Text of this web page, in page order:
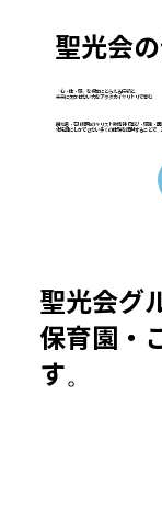
聖光会
「心・体・感」を根本にとらえる伝統と、
未来に欠かせない力をアタタカイヤリトリで育む
創始者・石川順助のキリスト教精神『喜び・感謝・
幼児期にしかできない多くの体験を提供することで、
聖光会グ
保育園・
す。